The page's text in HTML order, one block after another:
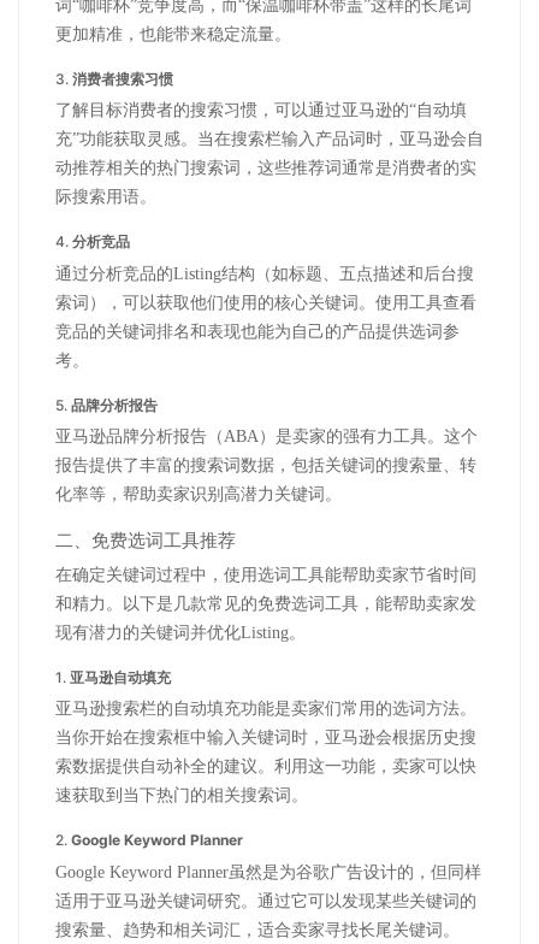
词“咖啡杯”竞争度高，而“保温咖啡杯带盖”这样的长尾词
更加精准，也能带来稳定流量。
3. 消费者搜索习惯
了解目标消费者的搜索习惯，可以通过亚马逊的“自动填
充”功能获取灵感。当在搜索栏输入产品词时，亚马逊会自
动推荐相关的热门搜索词，这些推荐词通常是消费者的实
际搜索用语。
4. 分析竞品
通过分析竞品的Listing结构（如标题、五点描述和后台搜
索词），可以获取他们使用的核心关键词。使用工具查看
竞品的关键词排名和表现也能为自己的产品提供选词参
考。
5. 品牌分析报告
亚马逊品牌分析报告（ABA）是卖家的强有力工具。这个
报告提供了丰富的搜索词数据，包括关键词的搜索量、转
化率等，帮助卖家识别高潜力关键词。
二、免费选词工具推荐
在确定关键词过程中，使用选词工具能帮助卖家节省时间
和精力。以下是几款常见的免费选词工具，能帮助卖家发
现有潜力的关键词并优化Listing。
1. 亚马逊自动填充
亚马逊搜索栏的自动填充功能是卖家们常用的选词方法。
当你开始在搜索框中输入关键词时，亚马逊会根据历史搜
索数据提供自动补全的建议。利用这一功能，卖家可以快
速获取到当下热门的相关搜索词。
2. Google Keyword Planner
Google Keyword Planner虽然是为谷歌广告设计的，但同样
适用于亚马逊关键词研究。通过它可以发现某些关键词的
搜索量、趋势和相关词汇，适合卖家寻找长尾关键词。